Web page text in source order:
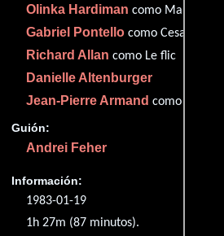
Olinka Hardiman como Marilyn
Gabriel Pontello como Cesar
Richard Allan como Le flic
Danielle Altenburger
Jean-Pierre Armand como L'Amiral
Guión:
Andrei Feher
Información:
1983-01-19
1h 27m (87 minutos).